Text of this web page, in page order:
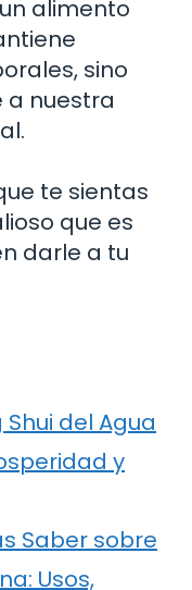
alimento
sino
a nuestra
te sientas
que es
darle a tu
del Agua
y
Saber sobre
Usos,